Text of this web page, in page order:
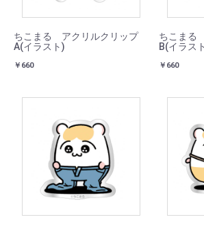
ちこまる アクリルクリップ
A(イラスト)
￥660
ちこまる
B(イラス
￥660